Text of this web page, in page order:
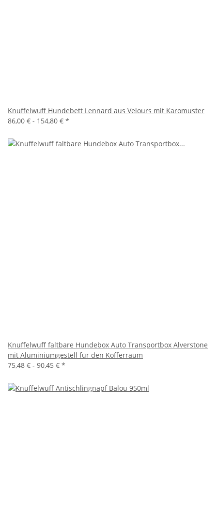
Knuffelwuff Hundebett Lennard aus Velours mit Karomuster
86,00 € - 154,80 € *
Knuffelwuff faltbare Hundebox Auto Transportbox Alverstone
mit Aluminiumgestell für den Kofferraum
75,48 € - 90,45 € *